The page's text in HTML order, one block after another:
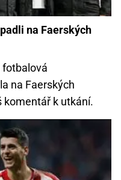
na Faerských
fotbalová
na Faerských
komentář k utkání.